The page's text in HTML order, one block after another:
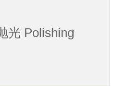
光 Polishing